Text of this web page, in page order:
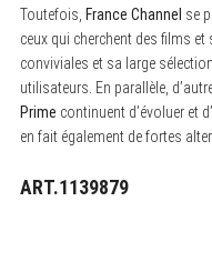
Toutefois, France Channel se
ceux qui cherchent des films
conviviales et sa large
utilisateurs. En parallèle,
Prime continuent d’évoluer et
en fait également de fortes
ART.1139879